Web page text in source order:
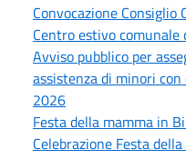
Convocazione
Centro estivo comunale
Avviso pubblico per
assistenza di minori
2026
Festa della mamma in
Celebrazione Festa